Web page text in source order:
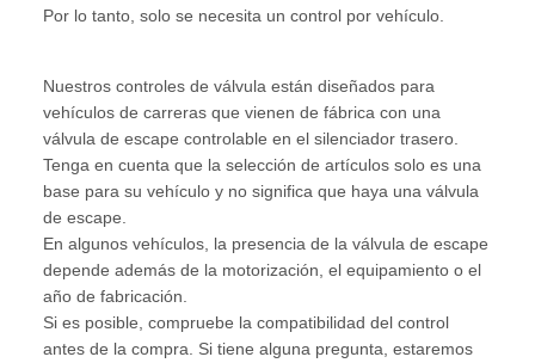
Por lo tanto, solo se necesita un control por vehículo.
Nuestros controles de válvula están diseñados para
vehículos de carreras que vienen de fábrica con una
válvula de escape controlable en el silenciador trasero.
Tenga en cuenta que la selección de artículos solo es una
base para su vehículo y no significa que haya una válvula
de escape.
En algunos vehículos, la presencia de la válvula de escape
depende además de la motorización, el equipamiento o el
año de fabricación.
Si es posible, compruebe la compatibilidad del control
antes de la compra. Si tiene alguna pregunta, estaremos